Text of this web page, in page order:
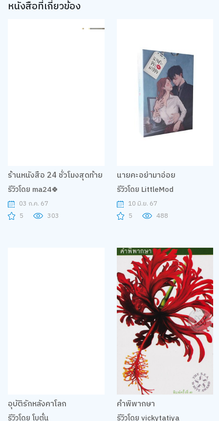
หนังสือที่เกี่ยวข้อง
ร้านหนังสือ 24 ชั่วโมงสุดท้าย
รีวิวโดย ma24🍀
03 ก.ค. 67
5
303
นายคะอย่ามาอ่อย
รีวิวโดย LittleMod
10 มิ.ย. 67
5
488
อุบัติรักหลังคาโลก
รีวิวโดย โบตั๋น
คำพิพากษา
รีวิวโดย vickytatiya